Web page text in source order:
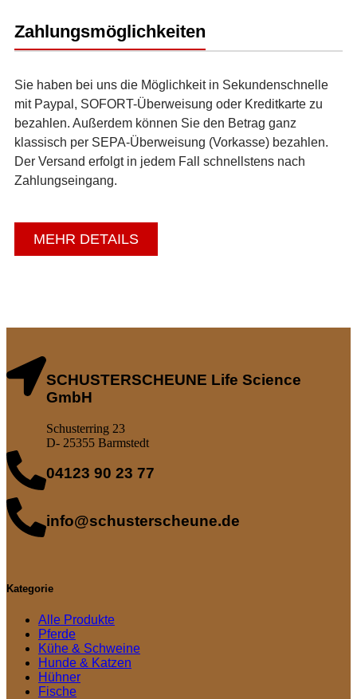
Zahlungsmöglichkeiten
Sie haben bei uns die Möglichkeit in Sekundenschnelle
mit Paypal, SOFORT-Überweisung oder Kreditkarte zu
bezahlen. Außerdem können Sie den Betrag ganz
klassisch per SEPA-Überweisung (Vorkasse) bezahlen.
Der Versand erfolgt in jedem Fall schnellstens nach
Zahlungseingang.
MEHR DETAILS
SCHUSTERSCHEUNE Life Science
GmbH
Schusterring 23
D- 25355 Barmstedt
04123 90 23 77
info@schusterscheune.de
Kategorie
Alle Produkte
Pferde
Kühe & Schweine
Hunde & Katzen
Hühner
Fische